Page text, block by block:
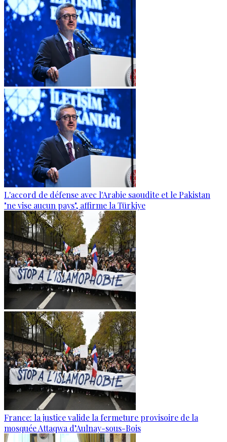
L'accord de défense avec l'Arabie saoudite et le Pakistan
"ne vise aucun pays", affirme la Türkiye
France: la justice valide la fermeture provisoire de la
mosquée Attaqwa d’Aulnay-sous-Bois